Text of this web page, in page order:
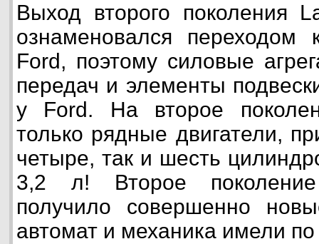
Выход второго поколения
ознаменовался переходом
Ford, поэтому силовые
передач и элементы
у Ford. На второе
только рядные двигатели,
четыре, так и шесть
3,2 л! Второе поколение
получило совершенно
автомат и механика имели